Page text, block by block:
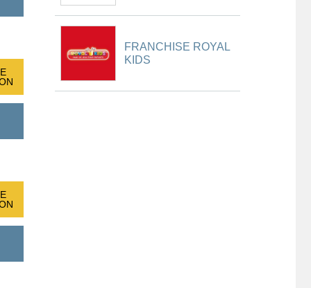
FRANCHISE ROYAL
KIDS